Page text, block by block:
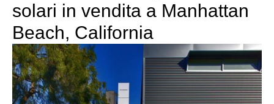
solari in vendita a Manhattan
Beach, California